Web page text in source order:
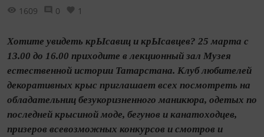
1609 0 1
Хотите увидеть крЫсавиц и крЫсавцев? 25 марта с
13.00 до 16.00 приходите в лекционный зал Музея
естественной истории Татарстана. Клуб любителей
декоративных крыс приглашает всех посмотреть на
обладательниц безукоризненного маникюра, одетых по
последней крысиной моде, бегунов и канатоходцев,
призеров всевозможных конкурсов и смотров и